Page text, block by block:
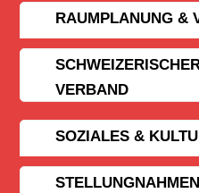
RAUMPLANUNG &
VERBAND
SOZIALES &
STELLUNGNAHMEN